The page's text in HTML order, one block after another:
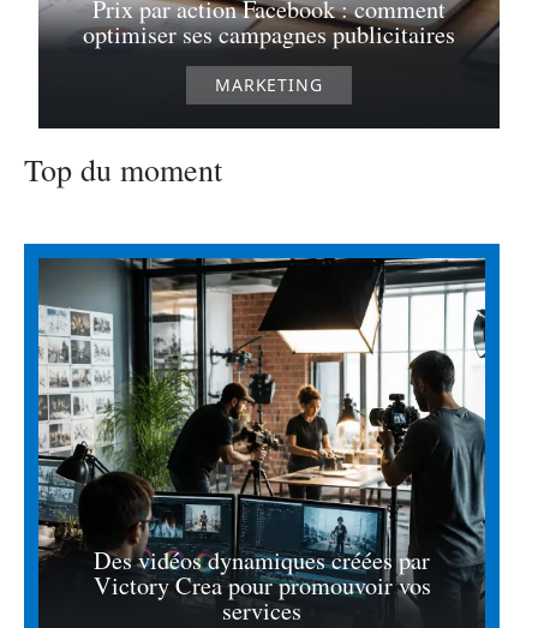
Prix par action Facebook : comment
optimiser ses campagnes publicitaires
MARKETING
Top du moment
Des vidéos dynamiques créées par
Victory Crea pour promouvoir vos
services